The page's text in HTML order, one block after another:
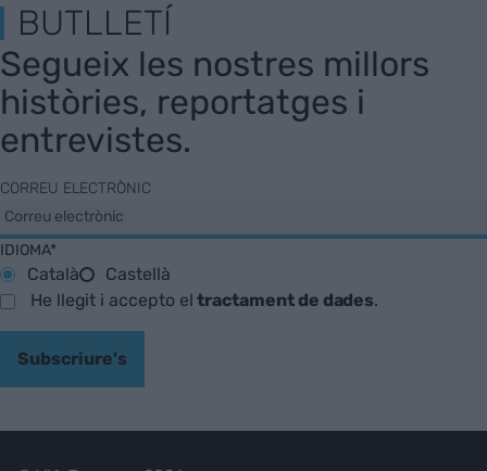
BUTLLETÍ
Segueix les nostres millors
històries, reportatges i
entrevistes.
CORREU ELECTRÒNIC
IDIOMA*
Català
Castellà
He llegit i accepto eltractament de dades.
Subscriure's